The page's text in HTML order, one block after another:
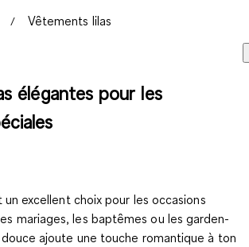
Vêtements lilas
élégantes pour les
un excellent choix pour les occasions
mariages, les baptêmes ou les garden-
ajoute une touche romantique à ton